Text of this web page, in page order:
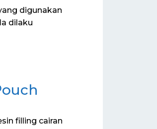
digunakan
dilaku
filling cairan